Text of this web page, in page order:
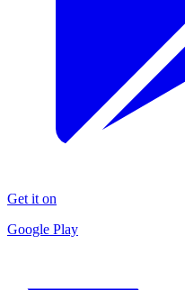
Get it on
Google Play